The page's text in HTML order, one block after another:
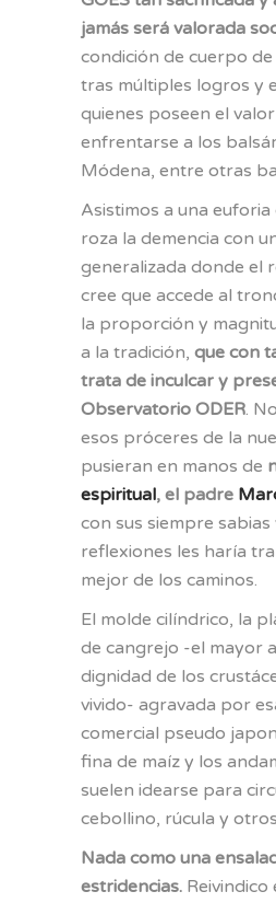
jamás será valorada
condición de cuerpo de
tras múltiples logros y
quienes poseen el
enfrentarse a los
Módena, entre otras
Asistimos a una euforia
roza la demencia con
generalizada donde el
cree que accede al
la proporción y
a la tradición, que con
trata de inculcar y
Observatorio ODER.
esos próceres de la
pusieran en manos de
espiritual, el padre
con sus siempre
reflexiones les haría
mejor de los caminos.
El molde cilíndrico, la
de cangrejo -el mayor
dignidad de los
vivido- agravada por
comercial pseudo
fina de maíz y los
suelen idearse para
cebollino, rúcula y
Nada como una
estridencias. Reivindico